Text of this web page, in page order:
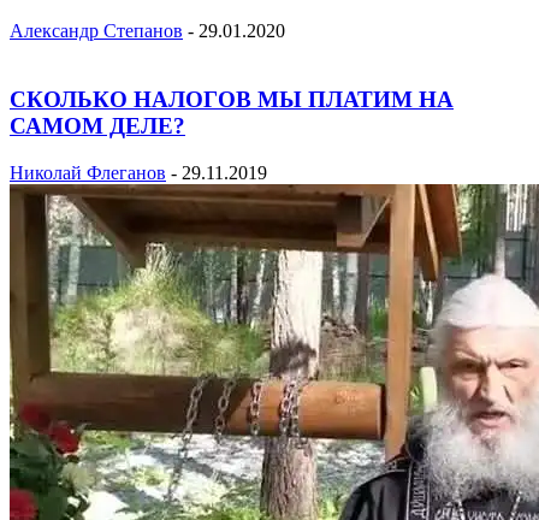
Александр Степанов - 29.01.2020
СКОЛЬКО НАЛОГОВ МЫ ПЛАТИМ НА
САМОМ ДЕЛЕ?
Николай Флеганов - 29.11.2019